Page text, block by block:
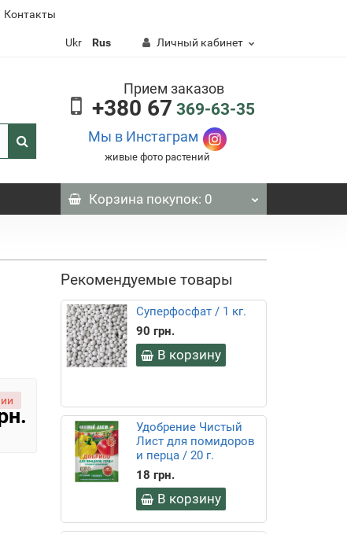
Контакты
Ukr Rus Личный кабинет
Прием заказов
+380 67 369-63-35
Мы в Инстаграм
живые фото растений
Корзина покупок: 0
Рекомендуемые товары
Суперфосфат / 1 кг.
90 грн.
В корзину
Удобрение Чистый
Лист для помидоров
и перца / 20 г.
18 грн.
В корзину